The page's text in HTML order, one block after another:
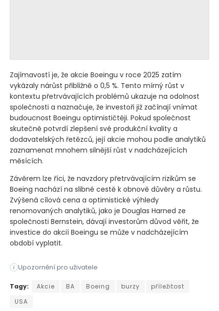
Zajímavostí je, že akcie Boeingu v roce 2025 zatím
vykázaly nárůst přibližně o 0,5 %. Tento mírný růst v
kontextu přetrvávajících problémů ukazuje na odolnost
společnosti a naznačuje, že investoři již začínají vnímat
budoucnost Boeingu optimističtěji. Pokud společnost
skutečně potvrdí zlepšení své produkční kvality a
dodavatelských řetězců, její akcie mohou podle analytiků
zaznamenat mnohem silnější růst v nadcházejících
měsících.
Závěrem lze říci, že navzdory přetrvávajícím rizikům se
Boeing nachází na slibné cestě k obnově důvěry a růstu.
Zvýšená cílová cena a optimistické výhledy
renomovaných analytiků, jako je Douglas Harned ze
společnosti Bernstein, dávají investorům důvod věřit, že
investice do akcií Boeingu se může v nadcházejícím
období vyplatit.
i Upozornění pro uživatele
Podle nové analýzy společnosti Bernstein by společnost
Tagy: Akcie BA Boeing burzy
příležitost
USA